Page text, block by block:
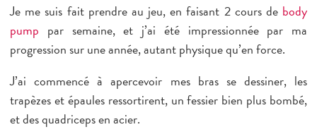
Je me suis fait prendre au jeu, en faisant 2 cours de body
pump par semaine, et j’ai été impressionnée par ma
progression sur une année, autant physique qu’en force.
J’ai commencé à apercevoir mes bras se dessiner, les
trapèzes et épaules ressortirent, un fessier bien plus bombé,
et des quadriceps en acier.